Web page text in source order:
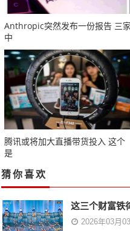
Anthropic突然发布一份报告 三家
中
腾讯或将加大直播带货投入 这个
是
猜你喜欢
这三个财富铁
2026年03月